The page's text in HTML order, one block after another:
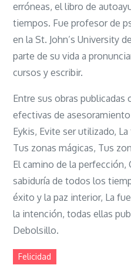
erróneas, el libro de
tiempos. Fue profesor de
en la St. John’s University
parte de su vida a
cursos y escribir.
Entre sus obras publicadas
efectivas de
Eykis, Evite ser utilizado,
Tus zonas mágicas, Tus
El camino de la perfección,
sabiduría de todos los
éxito y la paz interior, La
la intención, todas ellas
Debolsillo.
Felicidad